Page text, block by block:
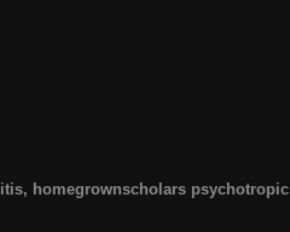
homegrownscholars psychotropic